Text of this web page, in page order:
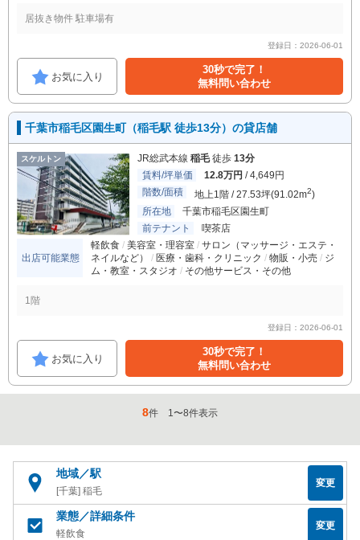
居抜き物件 駐車場有
登録日：2026-06-01
お気に入り
30秒で完了！
無料問い合わせ
千葉市稲毛区園生町（稲毛駅 徒歩13分）の貸店舗
スケルトン JR総武本線 稲毛徒歩 13分
賃料/坪単価
12.8万円 / 4,649円
階数/面積
地上1階 / 27.53坪(91.02m2)
所在地
千葉市稲毛区園生町
前テナント
喫茶店
出店可能業態
軽飲食 美容室・理容室
サロン（マッサージ・エステ・
ネイルなど）
医療・歯科・クリニック 物販・小売
ジ
ム・教室・スタジオ
その他サービス・その他
1階
登録日：2026-06-01
お気に入り
30秒で完了！
無料問い合わせ
8件 1〜8件表示
地域／駅
[千葉] 稲毛
変更
業態／詳細条件
軽飲食
変更